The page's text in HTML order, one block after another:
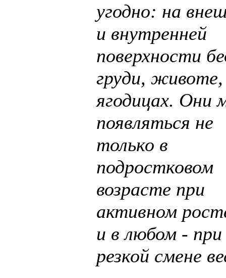
угодно: на
и внутренней
поверхности
груди, животе,
ягодицах. Они
появляться не
только в
подростковом
возрасте при
активном
и в любом - при
резкой смене